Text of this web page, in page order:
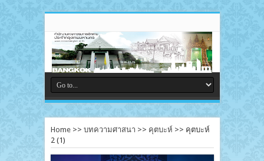
Home>> บทความศาสนา >> คุตบะห์ >> คุตบะห์
2 (1)